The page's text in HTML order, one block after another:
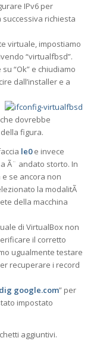
IPv6 per
successiva richiesta
virtuale, impostiamo
“virtualfbsd”.
“Ok” e chiudiamo
dall’installer e a
dovrebbe
figura.
le0e invece
Ã¨ andato storto. In
se ancora non
la modalitÃ
della macchina
di VirtualBox non
il corretto
ugualmente testare
recuperare i record
google.com” per
impostato
aggiuntivi.